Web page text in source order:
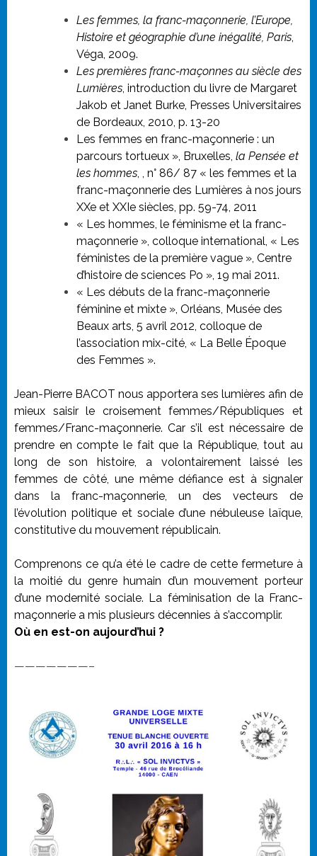
Les femmes, la franc-maçonnerie, l’Europe,
Histoire et géographie d’une inégalité, Paris,
Véga, 2009.
Les premières franc-maçonnes au siècle des
Lumières, introduction du livre de Margaret
Jakob et Janet Burke, Presses Universitaires
de Bordeaux, 2010, p. 13-20
Les femmes en franc-maçonnerie : un
parcours tortueux », Bruxelles, la Pensée et
les hommes, , n° 86/ 87 « les femmes et la
franc-maçonnerie des Lumières à nos jours
XXe et XXIe siècles, pp. 59-74, 2011
« Les hommes, le féminisme et la franc-
maçonnerie », colloque international, « Les
féministes de la première vague », Centre
d’histoire de sciences Po », 19 mai 2011.
« Les débuts de la franc-maçonnerie
féminine et mixte », Orléans, Musée des
Beaux arts, 5 avril 2012, colloque de
l’association mix-cité, « La Belle Époque
des Femmes ».
Jean-Pierre BACOT nous apportera ses lumières afin de
mieux saisir le croisement femmes/Républiques et
femmes/Franc-maçonnerie. Car s’il est nécessaire de
prendre en compte le fait que la République, tout au
long de son histoire, a volontairement laissé les
femmes de côté, une même défiance est à signaler
dans la franc-maçonnerie, un des vecteurs de
l’évolution politique et sociale d’une nébuleuse laïque,
constitutive du mouvement républicain.
Comprenons ce qu’a été le cadre de cette fermeture à
la moitié du genre humain d’un mouvement porteur
d’une modernité sociale. La féminisation de la Franc-
maçonnerie a mis plusieurs décennies à s’accomplir.
Où en est-on aujourd’hui ?
———————–